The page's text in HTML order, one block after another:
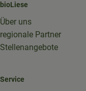
bioLiese
Über uns
regionale Partner
Stellenangebote
Service